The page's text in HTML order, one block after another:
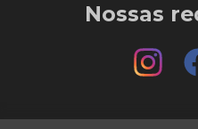
Nossas